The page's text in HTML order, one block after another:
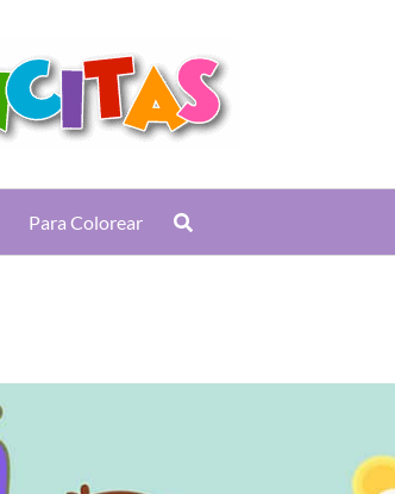
Para Colorear